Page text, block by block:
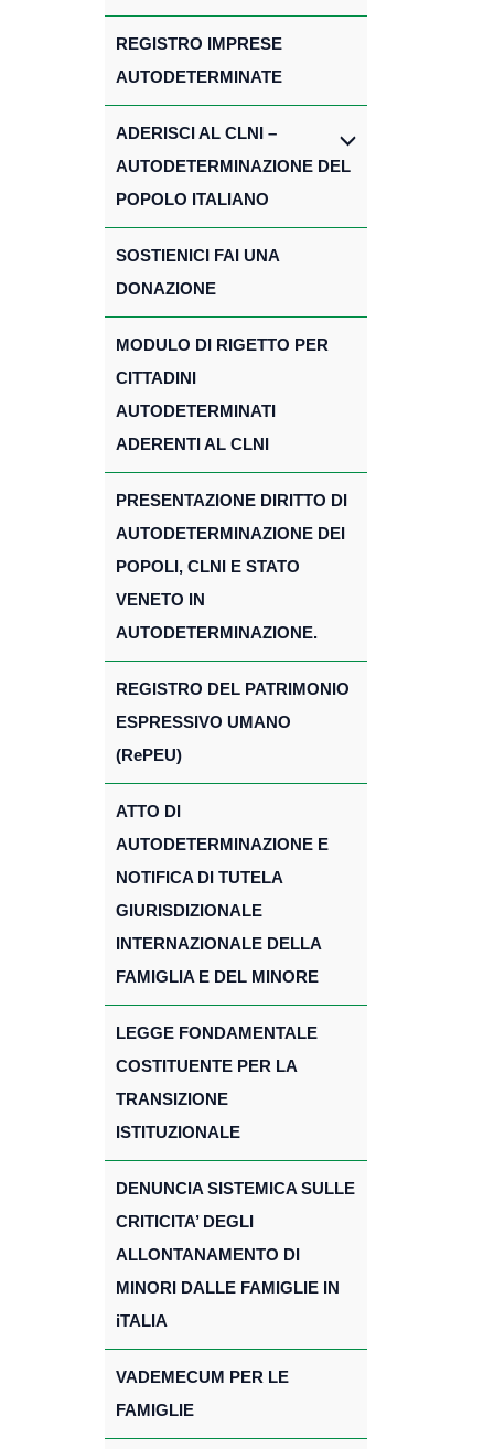
REGISTRO IMPRESE
AUTODETERMINATE
ADERISCI AL CLNI –
AUTODETERMINAZIONE DEL
POPOLO ITALIANO
SOSTIENICI FAI UNA
DONAZIONE
MODULO DI RIGETTO PER
CITTADINI
AUTODETERMINATI
ADERENTI AL CLNI
PRESENTAZIONE DIRITTO DI
AUTODETERMINAZIONE DEI
POPOLI, CLNI E STATO
VENETO IN
AUTODETERMINAZIONE.
REGISTRO DEL PATRIMONIO
ESPRESSIVO UMANO
(RePEU)
ATTO DI
AUTODETERMINAZIONE E
NOTIFICA DI TUTELA
GIURISDIZIONALE
INTERNAZIONALE DELLA
FAMIGLIA E DEL MINORE
LEGGE FONDAMENTALE
COSTITUENTE PER LA
TRANSIZIONE
ISTITUZIONALE
DENUNCIA SISTEMICA SULLE
CRITICITA’ DEGLI
ALLONTANAMENTO DI
MINORI DALLE FAMIGLIE IN
iTALIA
VADEMECUM PER LE
FAMIGLIE